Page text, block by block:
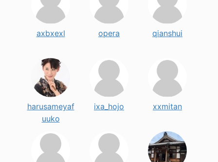
axbxexl opera qianshui
harusameyaf
uuko
ixa_hojo xxmitan